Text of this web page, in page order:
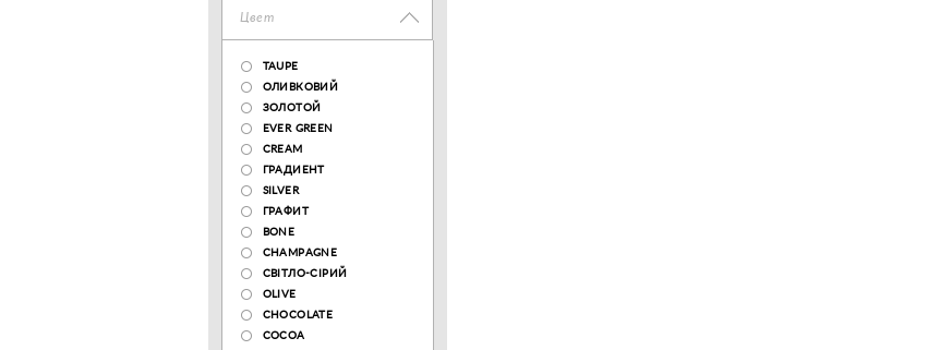
Цвет
TAUPE
ОЛИВКОВИЙ
ЗОЛОТОЙ
EVER GREEN
CREAM
ГРАДИЕНТ
SILVER
ГРАФИТ
BONE
CHAMPAGNE
СВІТЛО-СІРИЙ
OLIVE
CHOCOLATE
COCOA